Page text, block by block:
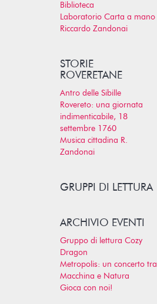
Biblioteca
Laboratorio Carta a mano
Riccardo Zandonai
STORIE
ROVERETANE
Antro delle Sibille
Rovereto: una giornata
indimenticabile, 18
settembre 1760
Musica cittadina R.
Zandonai
GRUPPI DI LETTURA
ARCHIVIO EVENTI
Gruppo di lettura Cozy
Dragon
Metropolis: un concerto tra
Macchina e Natura
Gioca con noi!